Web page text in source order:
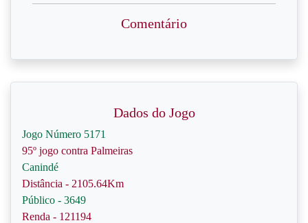
Comentário
Dados do Jogo
Jogo Número 5171
95º jogo contra Palmeiras
Canindé
Distância - 2105.64Km
Público - 3649
Renda - 121194